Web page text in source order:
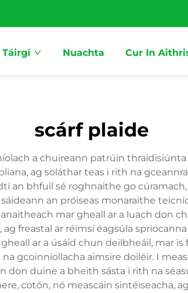
Táirgí Nuachta Cur In
scárf plaide
a chuireann patrúin
ag soláthar teas i rith na
an bhfuil sé roghnaithe go
an próiseas monaraithe
mar gheall ar a luach don
freastal ar réimsí éagsúla
ar a úsáid chun deilbheáil, mar
gcoinníollacha aimsire doiléir. I
don duine a bheith sásta i rith na
cotón, nó meascáin sintéiseacha,